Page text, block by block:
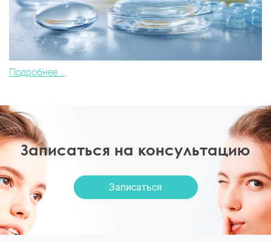
Подробнее...
Записаться на консультацию
Записаться